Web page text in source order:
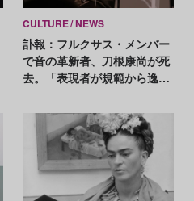
CULTURE NEWS
訃報：フルクサス・メンバー
で音の革新者、刀根康尚が死
去。「表現者が規範から逸脱